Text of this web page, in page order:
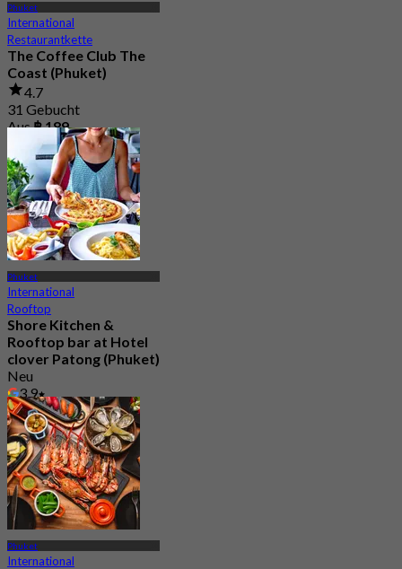
Phuket
International
Restaurantkette
The Coffee Club The
Coast (Phuket)
4.7
31 Gebucht
Aus฿ 189
Phuket
International
Rooftop
Shore Kitchen &
Rooftop bar at Hotel
clover Patong (Phuket)
Neu
3.9
Aus฿ 495
Phuket
International